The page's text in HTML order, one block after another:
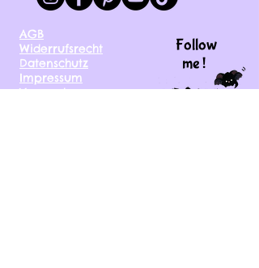
AGB
Widerrufsrecht
Datenschutz
Impressum
Versand
Follow
me !